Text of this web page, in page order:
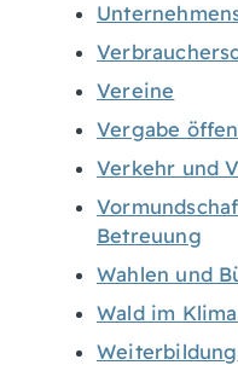
Vereine
Vergabe
Verkehr und
Betreuung
Wahlen und
Wald im
Weiterbildung